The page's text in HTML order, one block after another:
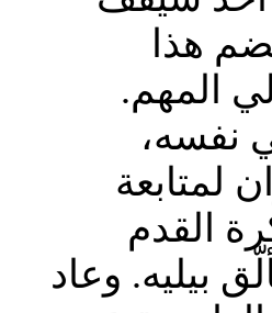
هذا
المهم.
نفسه،
لمتابعة
القدم
بيليه. وعاد